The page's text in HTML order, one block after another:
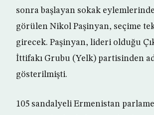
sonra başlayan sokak
görülen Nikol Paşinyan, seçime tek
girecek. Paşinyan, lideri olduğu
İttifakı Grubu (Yelk) partisinden
gösterilmişti.
105 sandalyeli Ermenistan